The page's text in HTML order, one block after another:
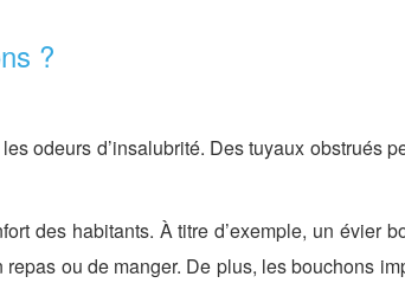
?
odeurs d’insalubrité. Des tuyaux obstrués
des habitants. À titre d’exemple, un évier
ou de manger. De plus, les bouchons